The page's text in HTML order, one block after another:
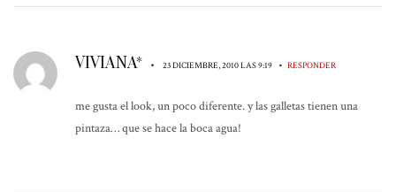
VIVIANA* • 23 DICIEMBRE, 2010 LAS 9:19 • RESPONDER
me gusta el look, un poco diferente. y las galletas tienen una
pintaza… que se hace la boca agua!